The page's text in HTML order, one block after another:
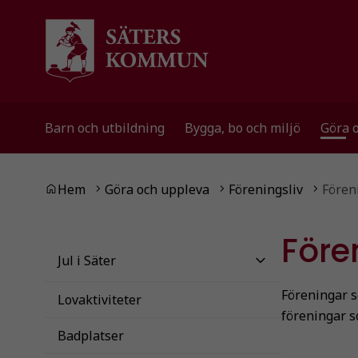
Barn och utbildning Bygga, bo och miljö Göra
Du är här:
Hem Göra och uppleva Föreningsliv
Jul i Säter
Lovaktiviteter
Badplatser
Föreningar
föreningar